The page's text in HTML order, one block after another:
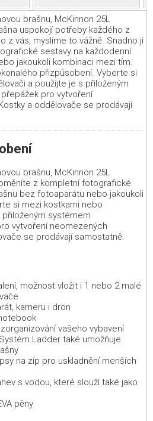
brašnu, McKinnon 25L
uspokojí potřeby každého z
z vás, myslíme to vážně. Snadno ji
sestavy na každodenní
jakoukoli kombinaci mezi tím.
přizpůsobení. Vyberte si
a použijte je s přiloženým
pro vytvoření
a oddělovače se prodávají
brašnu, McKinnon 25L
z kompletní fotografické
bez fotoaparátu nebo jakoukoli
si mezi kostkami nebo
systémem
vytvoření neomezených
se prodávají samostatně.
možnost vložit i 1 nebo 2 malé
kameru i dron
vašeho vybavení
Ladder také umožňuje
na zip pro uskladnění menších
s vodou, které slouží také jako
pěny